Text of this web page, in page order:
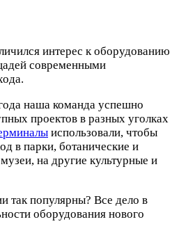
интерес к оборудованию
современными
наша команда успешно
проектов в разных уголках
использовали, чтобы
в парки, ботанические и
на другие культурные и
так популярны? Все дело в
оборудования нового